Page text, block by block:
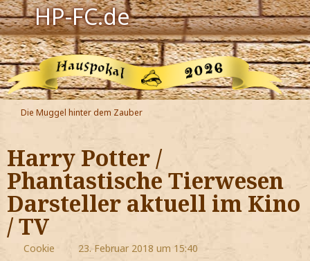
HP-FC.de
Navigation
Harry Potter
Der HP-FC
Hogwarts
Zauberwelt
Willkommen
Jetzt Fanclub-Mitglied werden!
Die Muggel hinter dem Zauber
Harry Potter /
Phantastische Tierwesen
Darsteller aktuell im Kino
/ TV
Cookie 23. Februar 2018 um 15:40